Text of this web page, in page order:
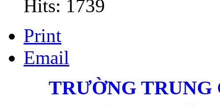
Hits: 1739
Print
Email
TRƯỜNG TRUNG